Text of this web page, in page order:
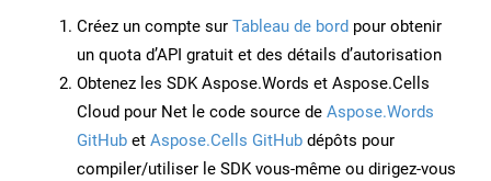
Créez un compte sur Tableau de bord pour obtenir
un quota d’API gratuit et des détails d’autorisation
Obtenez les SDK Aspose.Words et Aspose.Cells
Cloud pour Net le code source de Aspose.Words
GitHub et Aspose.Cells GitHub dépôts pour
compiler/utiliser le SDK vous-même ou dirigez-vous